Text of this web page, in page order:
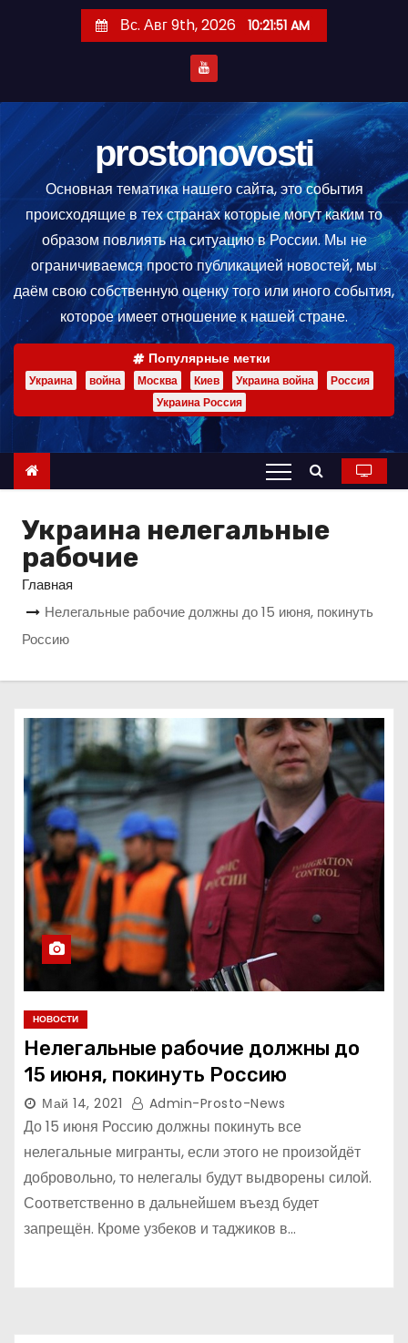
е
р
ж
м
Вс. Авг 9th, 2026 10:21:52 AM
prostonovosti
Основная тематика нашего сайта, это события
происходящие в тех странах которые могут каким то
образом повлиять на ситуацию в России. Мы не
ограничиваемся просто публикацией новостей, мы
даём свою собственную оценку того или иного события,
которое имеет отношение к нашей стране.
Популярные метки
Украина война Москва Киев Украина война
Россия
Украина Россия
Украина нелегальные
рабочие
Главная
Нелегальные рабочие должны до 15 июня, покинуть
Россию
НОВОСТИ
Нелегальные рабочие должны до
15 июня, покинуть Россию
Май 14, 2021 Admin-Prosto-News
До 15 июня Россию должны покинуть все
нелегальные мигранты, если этого не произойдёт
добровольно, то нелегалы будут выдворены силой.
Соответственно в дальнейшем въезд будет
запрещён. Кроме узбеков и таджиков в…